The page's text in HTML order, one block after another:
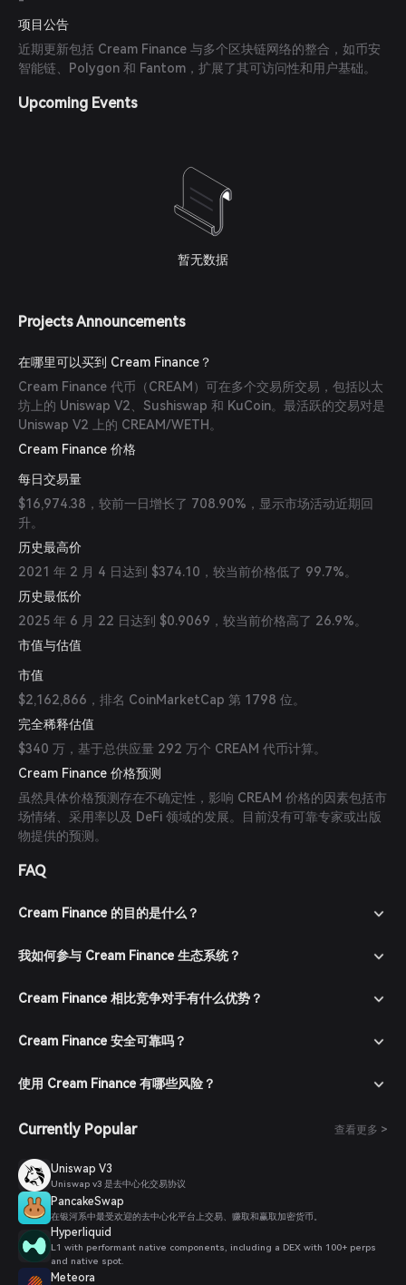
项目公告
近期更新包括 Cream Finance 与多个区块链网络的整合，如币安
智能链、Polygon 和 Fantom，扩展了其可访问性和用户基础。
Upcoming Events
暂无数据
Projects Announcements
在哪里可以买到 Cream Finance？
Cream Finance 代币（CREAM）可在多个交易所交易，包括以太
坊上的 Uniswap V2、Sushiswap 和 KuCoin。最活跃的交易对是
Uniswap V2 上的 CREAM/WETH。
Cream Finance 价格
每日交易量
$16,974.38，较前一日增长了 708.90%，显示市场活动近期回
升。
历史最高价
2021 年 2 月 4 日达到 $374.10，较当前价格低了 99.7%。
历史最低价
2025 年 6 月 22 日达到 $0.9069，较当前价格高了 26.9%。
市值与估值
市值
$2,162,866，排名 CoinMarketCap 第 1798 位。
完全稀释估值
$340 万，基于总供应量 292 万个 CREAM 代币计算。
Cream Finance 价格预测
虽然具体价格预测存在不确定性，影响 CREAM 价格的因素包括市
场情绪、采用率以及 DeFi 领域的发展。目前没有可靠专家或出版
物提供的预测。
FAQ
Cream Finance 的目的是什么？
我如何参与 Cream Finance 生态系统？
Cream Finance 相比竞争对手有什么优势？
Cream Finance 安全可靠吗？
使用 Cream Finance 有哪些风险？
Currently Popular 查看更多 >
Uniswap V3
Uniswap v3 是去中心化交易协议
PancakeSwap
在银河系中最受欢迎的去中心化平台上交易、赚取和赢取加密货币。
Hyperliquid
L1 with performant native components, including a DEX with 100+ perps
and native spot.
Meteora